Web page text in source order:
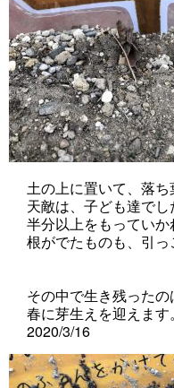
土の上に置いて、落ち
天敵は、子ども達で
半分以上をもっていか
根がでたものも、引っ
その中で生き残ったの
春に芽生えを迎えます。
2020/3/16